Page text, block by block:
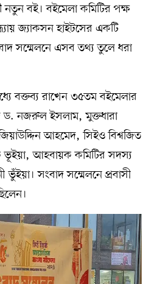
বই। বইমেলা কমিটির পক্ষ
জ্যাকসন হাইটসের একটি
সম্মেলনে এসব তথ্য তুলে ধরা
বক্তব্য রাখেন ৩৫তম বইমেলার
ড. নজরুল ইসলাম, মুক্তধারা
আহমেদ, সিইও বিশ্বজিত
ভূইয়া, আহবায়ক কমিটির সদস্য
ভুঁইয়া। সংবাদ সম্মেলনে প্রবাসী